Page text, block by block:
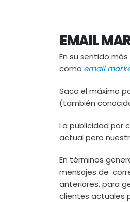
EMAIL
En su sentido
como email
Saca el máximo
(también
La publicidad por
actual pero
En términos
mensajes de
anteriores, para
clientes actuales